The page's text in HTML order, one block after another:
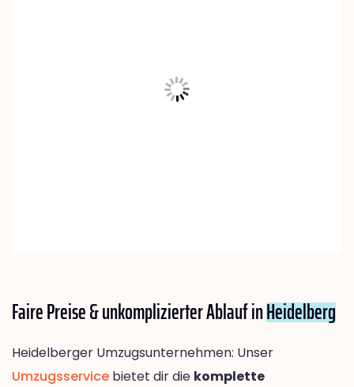
Faire Preise & unkomplizierter Ablauf inHeidelberg
Heidelberger Umzugsunternehmen: Unser
Umzugsservice bietet dir die komplette